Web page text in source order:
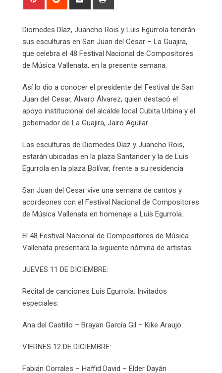
Diomedes Díaz, Juancho Rois y Luis Egurrola tendrán
sus esculturas en San Juan del Cesar – La Guajira,
que celebra el 48 Festival Nacional de Compositores
de Música Vallenata, en la presente semana.
Así lo dio a conocer el presidente del Festival de San
Juan del Cesar, Álvaro Álvarez, quien destacó el
apoyo institucional del alcalde local Cubita Urbina y el
gobernador de La Guajira, Jairo Aguilar.
Las esculturas de Diomedes Díaz y Juancho Rois,
estarán ubicadas en la plaza Santander y la de Luis
Egurrola en la plaza Bolívar, frente a su residencia.
San Juan del Cesar vive una semana de cantos y
acordeones con el Festival Nacional de Compositores
de Música Vallenata en homenaje a Luis Egurrola.
El 48 Festival Nacional de Compositores de Música
Vallenata presentará la siguiente nómina de artistas:
JUEVES 11 DE DICIEMBRE:
Recital de canciones Luis Egurrola. Invitados
especiales:
Ana del Castillo – Brayan García Gil – Kike Araujo
VIERNES 12 DE DICIEMBRE:
Fabián Corrales – Haffid David – Elder Dayán